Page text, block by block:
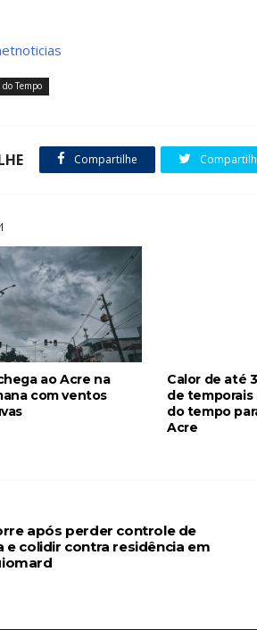
do Tempo
Compartilhe
ao Acre na
com ventos
Calor de até
de temporais
do tempo
Acre
após perder controle de
e colidir contra residência em